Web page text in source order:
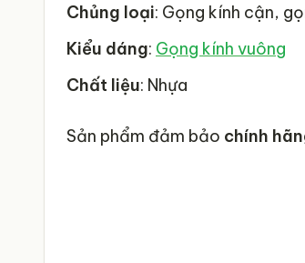
Chủng loại: Gọng kính cận,
Kiểu dáng: Gọng kính vuông
Chất liệu: Nhựa
Sản phẩm đảm bảo chính